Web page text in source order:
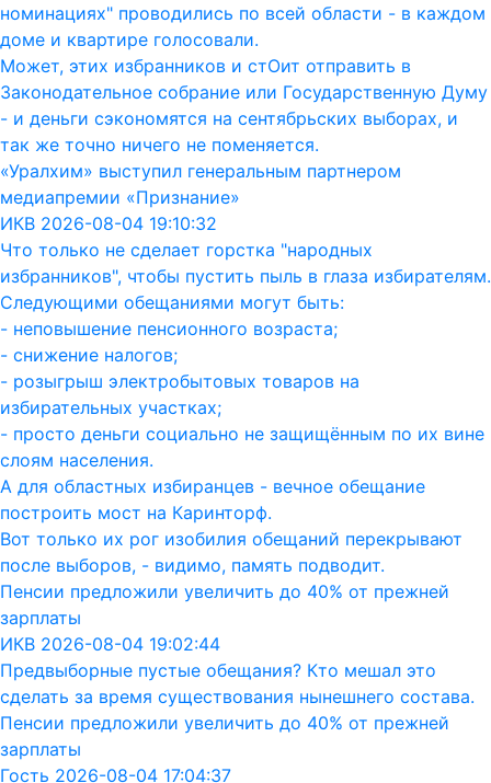
номинациях" проводились по всей области - в каждом
доме и квартире голосовали.
Может, этих избранников и стОит отправить в
Законодательное собрание или Государственную Думу
- и деньги сэкономятся на сентябрьских выборах, и
так же точно ничего не поменяется.
«Уралхим» выступил генеральным партнером
медиапремии «Признание»
ИКВ 2026-08-04 19:10:32
Что только не сделает горстка "народных
избранников", чтобы пустить пыль в глаза избирателям.
Следующими обещаниями могут быть:
- неповышение пенсионного возраста;
- снижение налогов;
- розыгрыш электробытовых товаров на
избирательных участках;
- просто деньги социально не защищённым по их вине
слоям населения.
А для областных избиранцев - вечное обещание
построить мост на Каринторф.
Вот только их рог изобилия обещаний перекрывают
после выборов, - видимо, память подводит.
Пенсии предложили увеличить до 40% от прежней
зарплаты
ИКВ 2026-08-04 19:02:44
Предвыборные пустые обещания? Кто мешал это
сделать за время существования нынешнего состава.
Пенсии предложили увеличить до 40% от прежней
зарплаты
Гость 2026-08-04 17:04:37